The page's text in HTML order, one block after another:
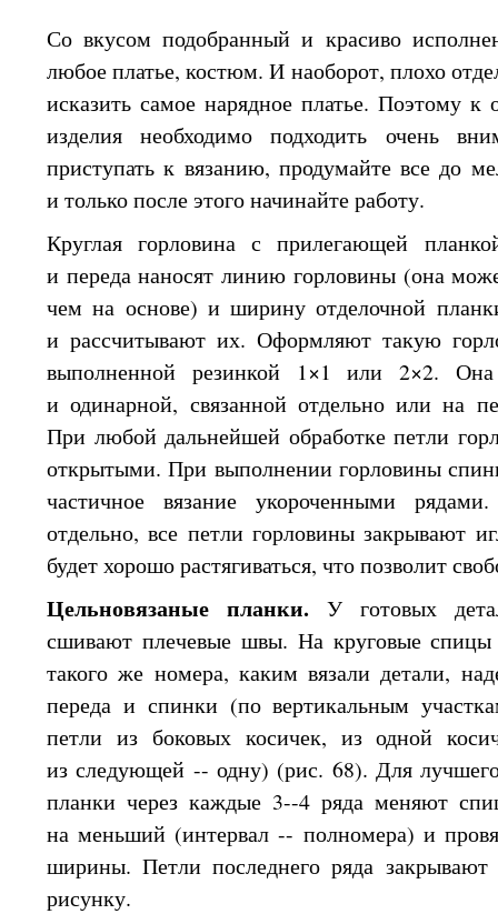
Со вкусом подобранныйи красиво
любое платье, костюм.И наоборот, плохо
исказить самое нарядное платье. Поэтому к
изделия необходимо подходить очень
приступатьк вязанию, продумайте вседо
и толькопосле этого начинайте работу.
Круглая горловинас прилегающей
и передананосят линию горловины (она
чемна основе) и ширину отделочной
и рассчитывают их. Оформляют такую
выполненной резинкой 1×1 или 2×2.
и одинарной, связанной отдельно илина
При любойдальнейшей обработке петли
открытыми.При выполнениигорловины
частичное вязание укороченными
отдельно, все петли горловины закрывают
будет хорошо растягиваться, что позволит
Цельновязаные планки. У готовых
сшивают плечевые швы. На круговыеспицы
такого же номера, каким вязали детали,
переда и спинки(по вертикальным
петли из боковыхкосичек, из одной
из следующей -- одну) (рис. 68). Для
планки через каждые 3--4 ряда меняют
на меньший (интервал -- полномера) и
ширины. Петли последнего ряда
рисунку.